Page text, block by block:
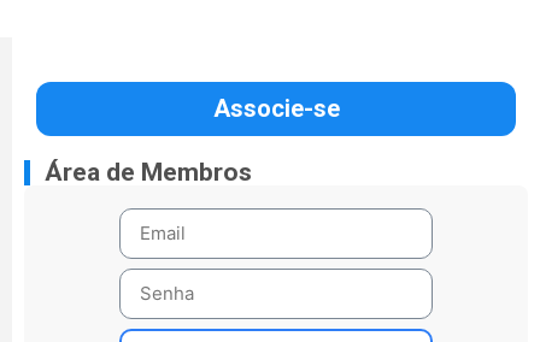
Associe-se
Área de Membros